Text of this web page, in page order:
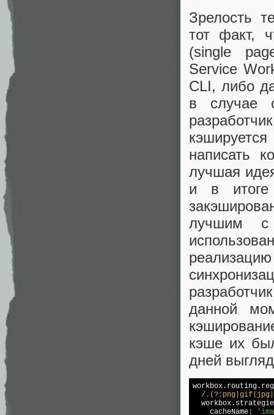
Зрелость
тот факт,
(single
Service
CLI, либо
в случае
написать
лучшая
и в итоге
лучшим с
данной
кэше их
дней
/
    cacheName: